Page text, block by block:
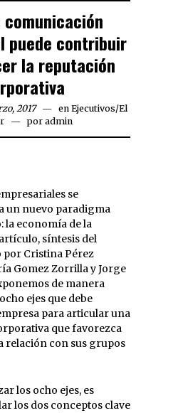
comunicación
puede contribuir
la reputación
2017 en Ejecutivos/El
por admin
un nuevo paradigma
la economía de la
síntesis del
por Cristina Pérez
Gomez Zorrilla y Jorge
de manera
ejes que debe
para articular una
que favorezca
relación con sus grupos
los ocho ejes, es
los dos conceptos clave